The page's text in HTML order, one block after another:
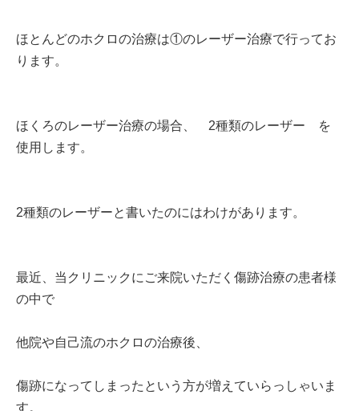
ほとんどのホクロの治療は①のレーザー治療で行ってお
ります。
ほくろのレーザー治療の場合、 2種類のレーザー を
使用します。
2種類のレーザーと書いたのにはわけがあります。
最近、当クリニックにご来院いただく傷跡治療の患者様
の中で
他院や自己流のホクロの治療後、
傷跡になってしまったという方が増えていらっしゃいま
す。